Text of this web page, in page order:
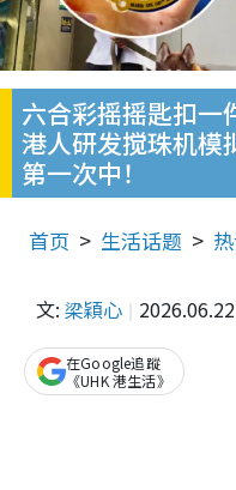
六合彩摇摇匙扣一
港人研发搅珠机模
第一次中！
首页 生活话题
文: 梁穎心 2026.06.22
在Google追蹤
《UHK 港生活》